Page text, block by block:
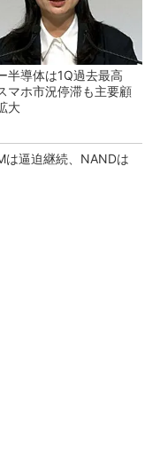
半導体は1Q過去最高
マホ市況停滞も主要顧
大
逼迫継続、NANDは